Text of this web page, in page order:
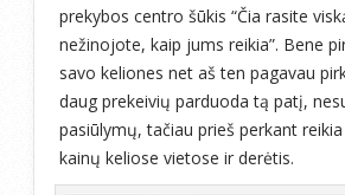
prekybos centro šūkis “Čia rasite
nežinojote, kaip jums reikia”. Bene
savo keliones net aš ten pagavau
daug prekeivių parduoda tą patį,
pasiūlymų, tačiau prieš perkant
kainų keliose vietose ir derėtis.